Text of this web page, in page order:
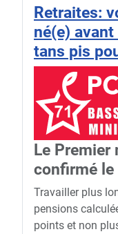
Retraites:
né(e)
tans pis
Le Premier
confirmé le
Travailler plus
pensions
points et non